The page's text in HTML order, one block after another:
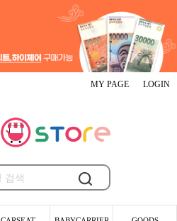
MY PAGE LOGIN